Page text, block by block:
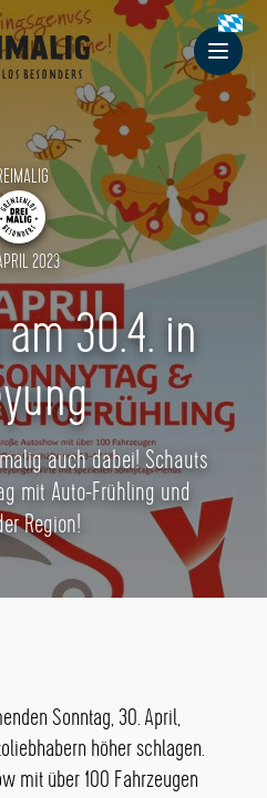
2023
30.4. in
auch dabei! Schauts
mit Auto-Frühling und
Region!
Sonntag, 30. April,
höher schlagen.
mit über 100 Fahrzeugen